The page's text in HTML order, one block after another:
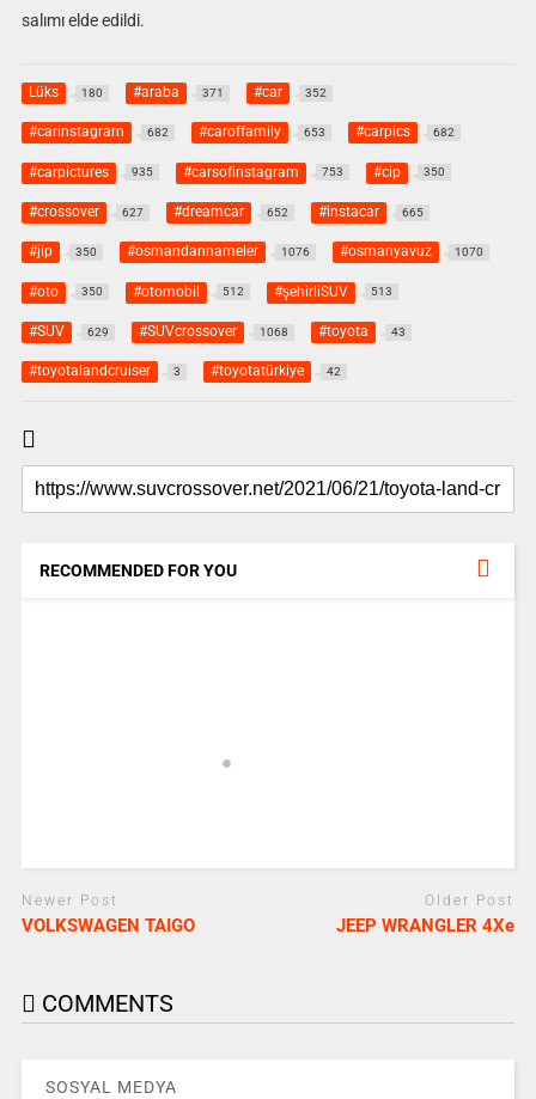
salımı elde edildi.
Lüks 180 #araba 371 #car 352
#carinstagram 682 #caroffamily 653 #carpics 682
#carpictures 935 #carsofinstagram 753 #cip 350
#crossover 627 #dreamcar 652 #instacar 665
#jip 350 #osmandannameler 1076 #osmanyavuz 1070
#oto 350 #otomobil 512 #şehirliSUV 513
#SUV 629 #SUVcrossover 1068 #toyota 43
#toyotalandcruiser 3 #toyotatürkiye 42
RECOMMENDED FOR YOU
Newer Post
VOLKSWAGEN TAIGO
Older Post
JEEP WRANGLER 4Xe
COMMENTS
SOSYAL MEDYA